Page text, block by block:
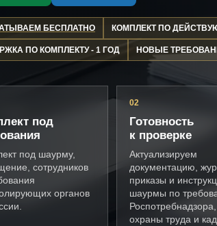
БЕСПЛАТНО КОМПЛЕКТ ПО
ПО КОМПЛЕКТУ - 1 ГОД НОВЫЕ
под
под шаурму,
сотрудников
органов
02
Готовность
к проверке
Актуализируем
документацию,
приказы и
шаурмы по
охраны труда и